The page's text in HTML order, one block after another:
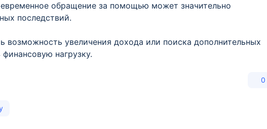
обращение за помощью может значительно
последствий.
возможность увеличения дохода или поиска дополнительных
нагрузку.
0